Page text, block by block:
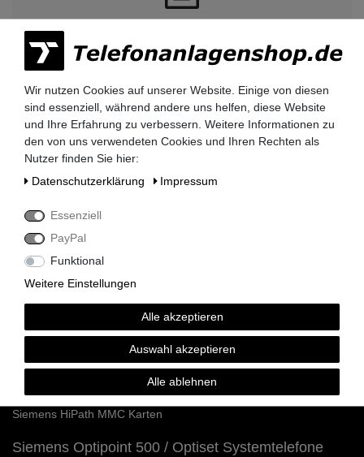
Kauf auf Rechnung nach
vorheriger Absprache möglich.
Behörden, Banken, Firmen, Bestandskunden,
öffentliche & staatliche Einrichtungen, Schulen,
Universitäten und Institute können bei uns auf
Rechnung bestellen.
Email Kontakt mit uns auf.
Siemens HiPath 3300 / 3500
Siemens HiPath 3800
Siemens HiPath 3750 / 3700
Siemens HiPath Systemverkabelung
Siemens HiPath Dect Sender
Siemens HiPath Netzteile
Siemens HiPath MMC Karten
Siemens Optipoint 500 / Optiset Systemtelefone
Wir nutzen Cookies auf unserer Website. Einige von diesen
sind essenziell, während andere uns helfen, diese Website
und Ihre Erfahrung zu verbessern. Weitere Informationen zu
den von uns verwendeten Cookies und Ihren Rechten als
Nutzer finden Sie hier:
Daten­schutz­erklärung
Impressum
Essenziell
PayPal
Funktional
Weitere Einstellungen
Alle akzeptieren
Auswahl akzeptieren
Alle ablehnen